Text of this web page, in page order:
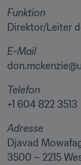
Funktion
Direktor/Leiter
E-Mail
Telefon
+1 604 822 3513
Adresse
Djavad
3500 – 2215